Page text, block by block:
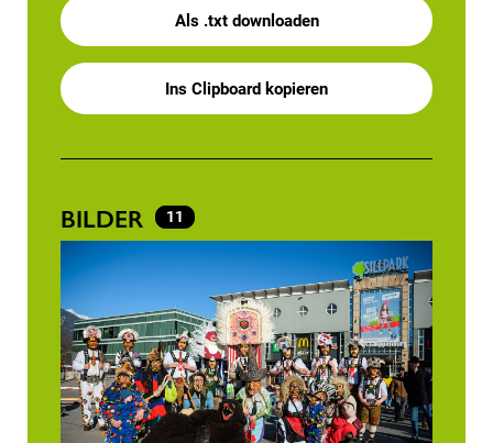
Als .txt downloaden
Ins Clipboard kopieren
BILDER 11